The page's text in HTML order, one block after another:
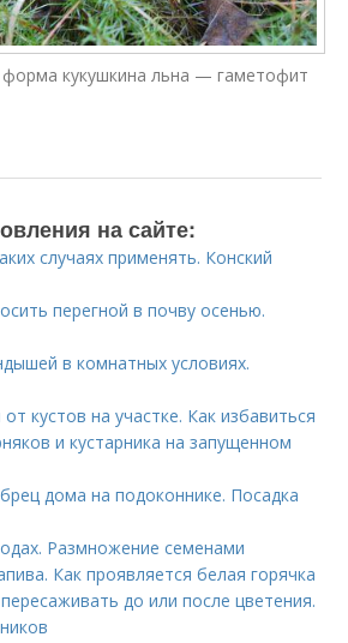
форма кукушкина льна — гаметофит
на сайте:
случаях применять. Конский
перегной в почву осенью.
в комнатных условиях.
кустов на участке. Как избавиться
и кустарника на запущенном
дома на подоконнике. Посадка
Размножение семенами
Как проявляется белая горячка
до или после цветения.